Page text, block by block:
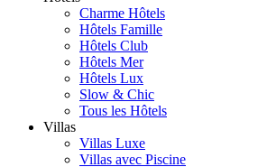
Charme Hôtels
Hôtels Famille
Hôtels Club
Hôtels Mer
Hôtels Lux
Slow & Chic
Tous les Hôtels
Villas
Villas Luxe
Villas avec Piscine